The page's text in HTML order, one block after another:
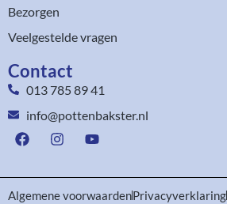
Bezorgen
Veelgestelde vragen
Contact
013 785 89 41
info@pottenbakster.nl
Algemene voorwaardenPrivacyverklaring